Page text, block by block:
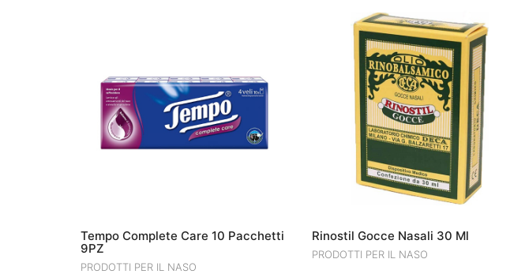
Tempo Complete Care 10 Pacchetti
9PZ
PRODOTTI PER IL NASO
Rinostil Gocce Nasali 30 Ml
PRODOTTI PER IL NASO